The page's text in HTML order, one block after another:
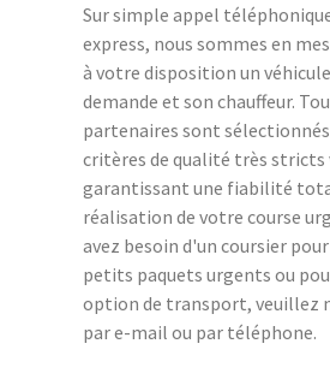
Sur simple appel
express, nous sommes en
à votre disposition un
demande et son chauffeur.
partenaires sont sélectionnés
critères de qualité très stricts
garantissant une fiabilité
réalisation de votre course
avez besoin d'un coursier
petits paquets urgents ou
option de transport, veuillez
par e-mail ou par téléphone.